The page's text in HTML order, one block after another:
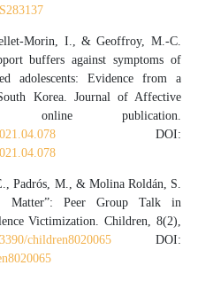
Morin, I., & Geoffroy, M.-C.
buffers against symptoms of
adolescents: Evidence from a
Korea. Journal of Affective
online publication.
DOI:
Padrós, M., & Molina Roldán, S.
Matter”: Peer Group Talk in
Victimization. Children, 8(2),
children8020065 DOI: